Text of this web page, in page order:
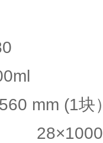
mm (1块